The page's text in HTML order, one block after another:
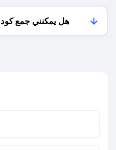
هل يمكنني جمع